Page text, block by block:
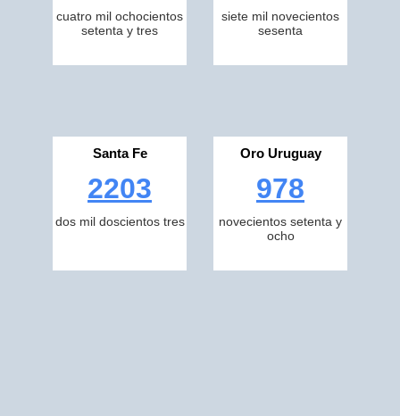
cuatro mil ochocientos
setenta y tres
siete mil novecientos
sesenta
Santa Fe
2203
dos mil doscientos tres
Oro Uruguay
978
novecientos setenta y
ocho